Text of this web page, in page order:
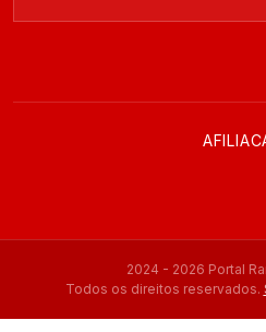
2024 - 2026 Portal
Todos os direitos reservados.